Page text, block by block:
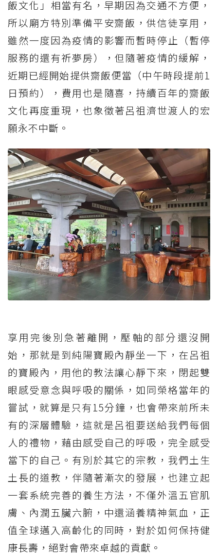
飯文化」相當有名，早期因為交通不方便，
所以廟方特別準備平安齋飯，供信徒享用，
雖然一度因為疫情的影響而暫時停止（暫停
服務的還有祈夢房），但隨著疫情的緩解，
近期已經開始提供齋飯便當（中午時段提前1
日預約），費用也是隨喜，持續百年的齋飯
文化再度重現，也象徵著呂祖濟世渡人的宏
願永不中斷。
享用完後別急著離開，壓軸的部分還沒開
始，那就是到純陽寶殿內靜坐一下，在呂祖
的寶殿內，用他的教法讓心靜下來，閉起雙
眼感受意念與呼吸的關係，如同榮格當年的
嘗試，就算是只有15分鐘，也會帶來前所未
有的深層體驗，這就是呂祖要送給我們每個
人的禮物，藉由感受自己的呼吸，完全感受
當下的自己。有別於其它的宗教，我們土生
土長的道教，伴隨著漸次的發展，也建立起
一套系統完善的養生方法，不僅外溫五官肌
膚、內潤五臟六腑，中還涵養精神氣血，正
值全球邁入高齡化的同時，對於如何保持健
康長壽，絕對會帶來卓越的貢獻。